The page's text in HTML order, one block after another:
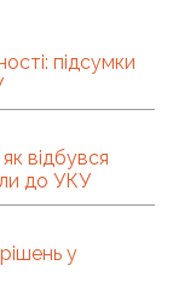
підсумки
відбувся
до УКУ
у